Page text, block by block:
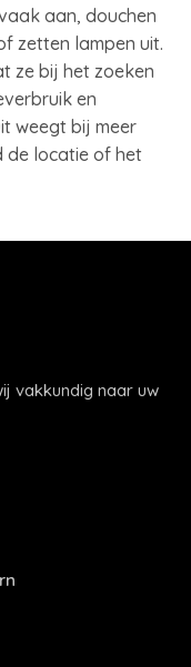
aan, douchen
zetten lampen uit.
ze bij het zoeken
en
weegt bij meer
de locatie of het
vakkundig naar uw